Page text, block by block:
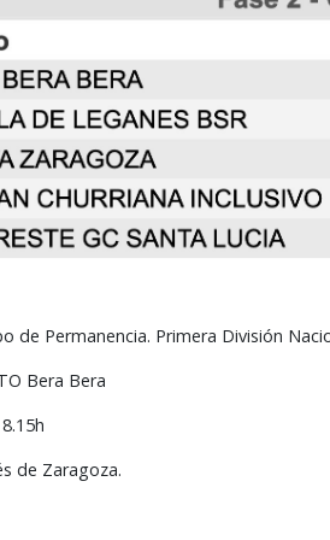
de Permanencia. Primera División
Bera Bera
de Zaragoza.